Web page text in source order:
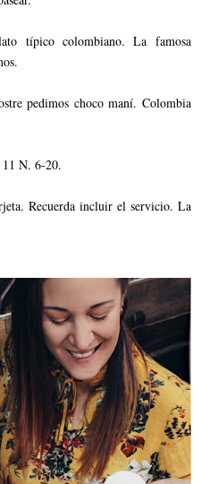
típico colombiano. La famosa
pedimos choco maní. Colombia
N. 6-20.
Recuerda incluir el servicio. La